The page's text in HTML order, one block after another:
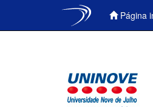
Página